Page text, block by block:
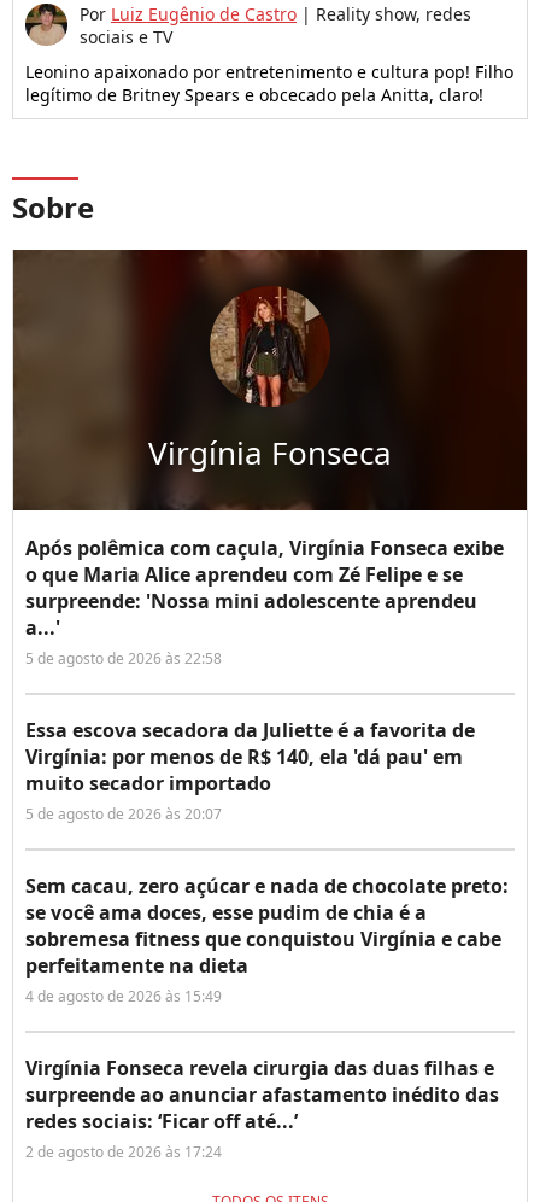
Por Luiz Eugênio de Castro | Reality show, redes
sociais e TV
Leonino apaixonado por entretenimento e cultura pop! Filho
legítimo de Britney Spears e obcecado pela Anitta, claro!
Sobre
Virgínia Fonseca
Após polêmica com caçula, Virgínia Fonseca exibe
o que Maria Alice aprendeu com Zé Felipe e se
surpreende: 'Nossa mini adolescente aprendeu
a...'
5 de agosto de 2026 às 22:58
Essa escova secadora da Juliette é a favorita de
Virgínia: por menos de R$ 140, ela 'dá pau' em
muito secador importado
5 de agosto de 2026 às 20:07
Sem cacau, zero açúcar e nada de chocolate preto:
se você ama doces, esse pudim de chia é a
sobremesa fitness que conquistou Virgínia e cabe
perfeitamente na dieta
4 de agosto de 2026 às 15:49
Virgínia Fonseca revela cirurgia das duas filhas e
surpreende ao anunciar afastamento inédito das
redes sociais: ‘Ficar off até...’
2 de agosto de 2026 às 17:24